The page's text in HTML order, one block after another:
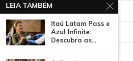
Esportes
Finanças
LEIA TAMBÉM
Itaú Latam Pass e
Azul Infinite:
Descubra as...